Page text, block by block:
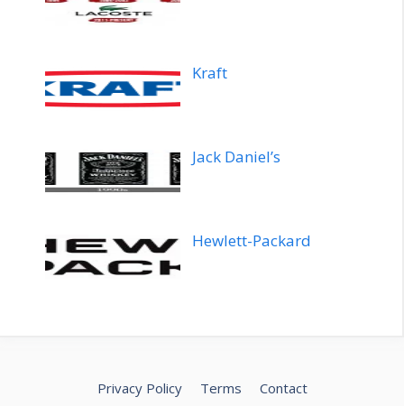
Kraft
Jack Daniel’s
Hewlett-Packard
Privacy Policy Terms Contact